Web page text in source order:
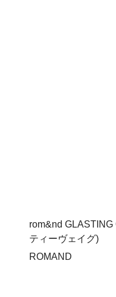
rom&nd
ティーヴェイグ)
ROMAND